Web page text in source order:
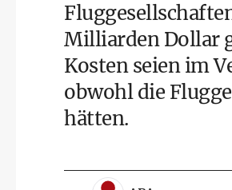
Milliarden Dollar
Kosten seien im
obwohl die
hätten.